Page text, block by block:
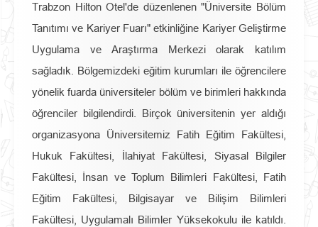
Trabzon Hilton Otel'de düzenlenen "Üniversite Bölüm
Tanıtımı ve Kariyer Fuarı" etkinliğine Kariyer Geliştirme
Uygulama ve Araştırma Merkezi olarak katılım
sağladık. Bölgemizdeki eğitim kurumları ile öğrencilere
yönelik fuarda üniversiteler bölüm ve birimleri hakkında
öğrenciler bilgilendirdi. Birçok üniversitenin yer aldığı
organizasyona Üniversitemiz Fatih Eğitim Fakültesi,
Hukuk Fakültesi, İlahiyat Fakültesi, Siyasal Bilgiler
Fakültesi, İnsan ve Toplum Bilimleri Fakültesi, Fatih
Eğitim Fakültesi, Bilgisayar ve Bilişim Bilimleri
Fakültesi, Uygulamalı Bilimler Yüksekokulu ile katıldı.